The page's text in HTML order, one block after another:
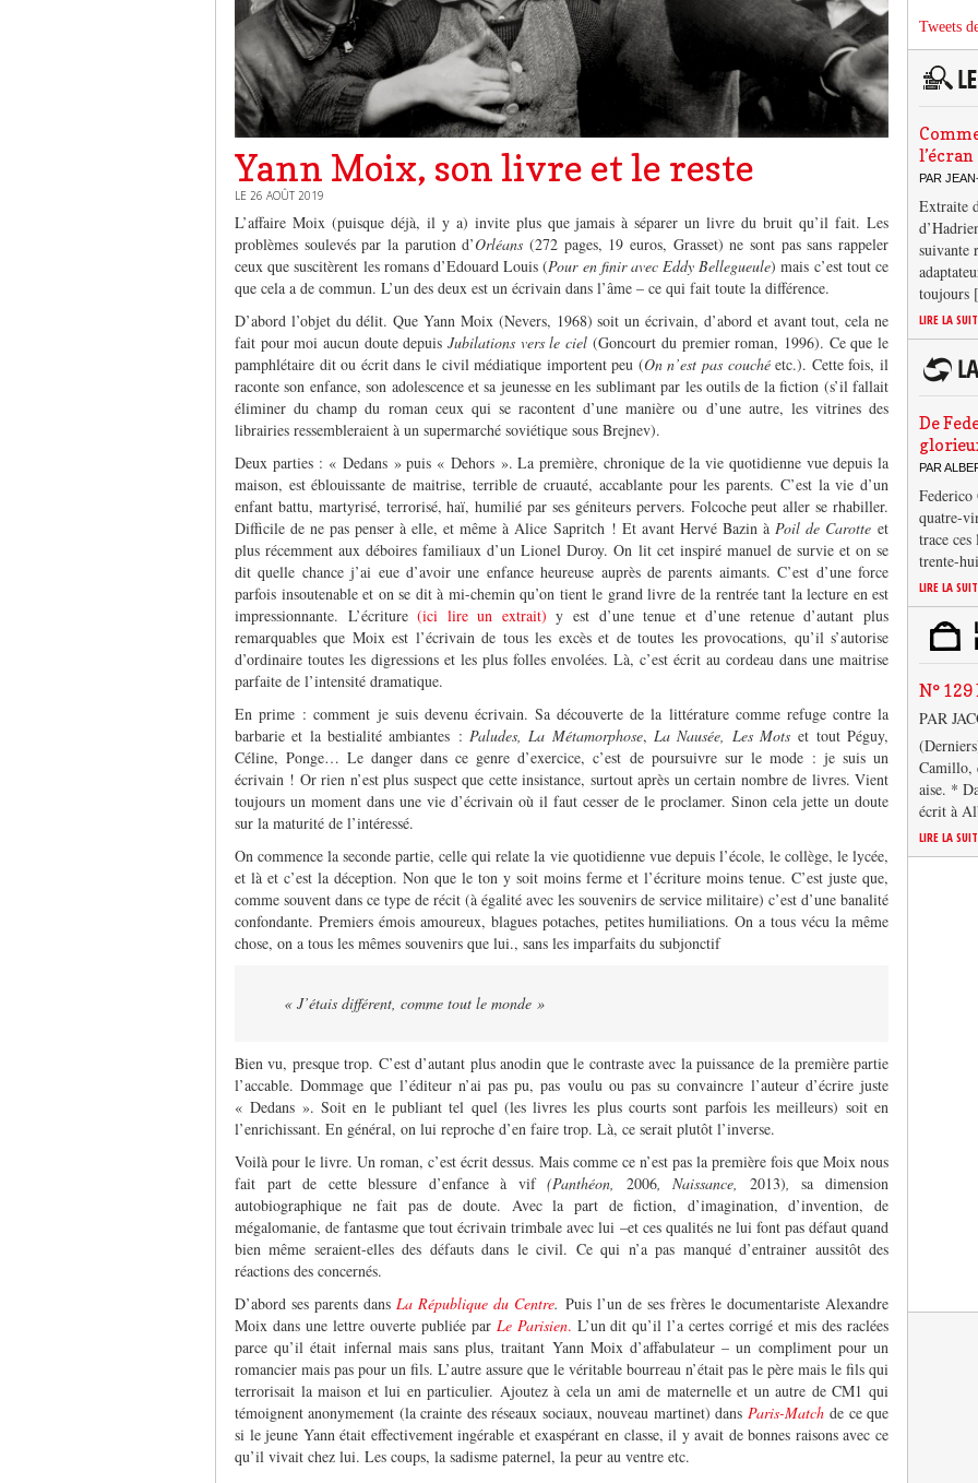
Yann Moix, son livre et le reste
LE 26 AOÛT 2019
L’affaire Moix (puisque déjà, il y a) invite plus que jamais à séparer un livre du bruit qu’il fait. Les
problèmes soulevés par la parution d’Orléans (272 pages, 19 euros, Grasset) ne sont pas sans rappeler
ceux que suscitèrent les romans d’Edouard Louis (Pour en finir avec Eddy Bellegueule) mais c’est tout ce
que cela a de commun. L’un des deux est un écrivain dans l’âme – ce qui fait toute la différence.
D’abord l’objet du délit. Que Yann Moix (Nevers, 1968) soit un écrivain, d’abord et avant tout, cela ne
fait pour moi aucun doute depuis Jubilations vers le ciel(Goncourt du premier roman, 1996). Ce que le
pamphlétaire dit ou écrit dans le civil médiatique importent peu (On n’est pas couchéetc.). Cette fois, il
raconte son enfance, son adolescence et sa jeunesse en les sublimant par les outils de la fiction (s’il fallait
éliminer du champ du roman ceux qui se racontent d’une manière ou d’une autre, les vitrines des
librairies ressembleraient à un supermarché soviétique sous Brejnev).
Deux parties : « Dedans » puis « Dehors ». La première, chronique de la vie quotidienne vue depuis la
maison, est éblouissante de maitrise, terrible de cruauté, accablante pour les parents. C’est la vie d’un
enfant battu, martyrisé, terrorisé, haï, humilié par ses géniteurs pervers. Folcoche peut aller se rhabiller.
Difficile de ne pas penser à elle, et même à Alice Sapritch ! Et avant Hervé Bazin à Poil de Carotteet
plus récemment aux déboires familiaux d’un Lionel Duroy. On lit cet inspiré manuel de survie et on se
dit quelle chance j’ai eue d’avoir une enfance heureuse auprès de parents aimants. C’est d’une force
parfois insoutenable et on se dit à mi-chemin qu’on tient le grand livre de la rentrée tant la lecture en est
impressionnante. L’écriture(ici lire un extrait) y est d’une tenue et d’une retenue d’autant plus
remarquables que Moix est l’écrivain de tous les excès et de toutes les provocations, qu’il s’autorise
d’ordinaire toutes les digressions et les plus folles envolées. Là, c’est écrit au cordeau dans une maitrise
parfaite de l’intensité dramatique.
En prime : comment je suis devenu écrivain. Sa découverte de la littérature comme refuge contre la
barbarie et la bestialité ambiantes : Paludes, La Métamorphose,La Nausée, Les Motset tout Péguy,
Céline, Ponge… Le danger dans ce genre d’exercice, c’est de poursuivre sur le mode : je suis un
écrivain ! Or rien n’est plus suspect que cette insistance, surtout après un certain nombre de livres. Vient
toujours un moment dans une vie d’écrivain où il faut cesser de le proclamer. Sinon cela jette un doute
sur la maturité de l’intéressé.
On commence la seconde partie, celle qui relate la vie quotidienne vue depuis l’école, le collège, le lycée,
et là et c’est la déception. Non que le ton y soit moins ferme et l’écriture moins tenue. C’est juste que,
comme souvent dans ce type de récit (à égalité avec les souvenirs de service militaire) c’est d’une banalité
confondante. Premiers émois amoureux, blagues potaches, petites humiliations. On a tous vécu la même
chose, on a tous les mêmes souvenirs que lui., sans les imparfaits du subjonctif
« J’étais différent, comme tout le monde »
Bien vu, presque trop. C’est d’autant plus anodin que le contraste avec la puissance de la première partie
l’accable. Dommage que l’éditeur n’ai pas pu, pas voulu ou pas su convaincre l’auteur d’écrire juste
« Dedans ». Soit en le publiant tel quel (les livres les plus courts sont parfois les meilleurs) soit en
l’enrichissant. En général, on lui reproche d’en faire trop. Là, ce serait plutôt l’inverse.
Voilà pour le livre. Un roman, c’est écrit dessus. Mais comme ce n’est pas la première fois que Moix nous
fait part de cette blessure d’enfance à vif(Panthéon, 2006, Naissance, 2013),sa dimension
autobiographique ne fait pas de doute. Avec la part de fiction, d’imagination, d’invention, de
mégalomanie, de fantasme que tout écrivain trimbale avec lui –et ces qualités ne lui font pas défaut quand
bien même seraient-elles des défauts dans le civil. Ce qui n’a pas manqué d’entrainer aussitôt des
réactions des concernés.
D’abord ses parents dans La République du Centre. Puis l’un de ses frères le documentariste Alexandre
Moix dans une lettre ouverte publiée par Le Parisien. L’un dit qu’il l’a certes corrigé et mis des raclées
parce qu’il était infernal mais sans plus, traitant Yann Moix d’affabulateur – un compliment pour un
romancier mais pas pour un fils. L’autre assure que le véritable bourreau n’était pas le père mais le fils qui
terrorisait la maison et lui en particulier. Ajoutez à cela un ami de maternelle et un autre de CM1 qui
témoignent anonymement (la crainte des réseaux sociaux, nouveau martinet) dans Paris-Match de ce que
si le jeune Yann était effectivement ingérable et exaspérant en classe, il y avait de bonnes raisons avec ce
qu’il vivait chez lui. Les coups, la sadisme paternel, la peur au ventre etc.
Tweets
l’écran
PAR
Extraite
suivante
LIRE LA
De
PAR
quatre-
trace
trente-
LIRE LA
N°
PAR
Camillo,
aise. *
écrit à
LIRE LA